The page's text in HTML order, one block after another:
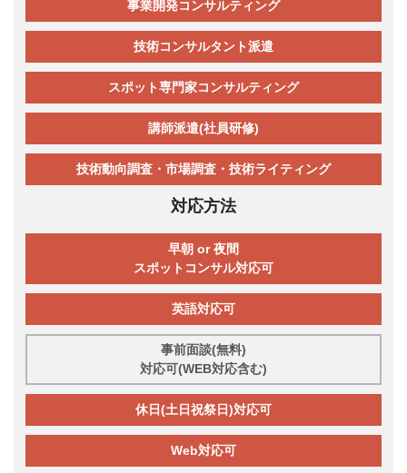
事業開発コンサルティング
技術コンサルタント派遣
スポット専門家コンサルティング
講師派遣(社員研修)
技術動向調査・市場調査・技術ライティング
対応方法
早朝 or 夜間
スポットコンサル対応可
英語対応可
事前面談(無料)
対応可(WEB対応含む)
休日(土日祝祭日)対応可
Web対応可